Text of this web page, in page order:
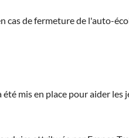
cas de fermeture de l'auto-
mis en place pour aider les